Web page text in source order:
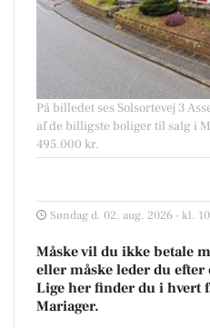
På billedet ses Solsortevej 3
af de billigste boliger til salg i
495.000 kr.
Søndag d. 02. aug. 2026 - kl.
Måske vil du ikke betale
eller måske leder du
Lige her finder du i hvert
Mariager.